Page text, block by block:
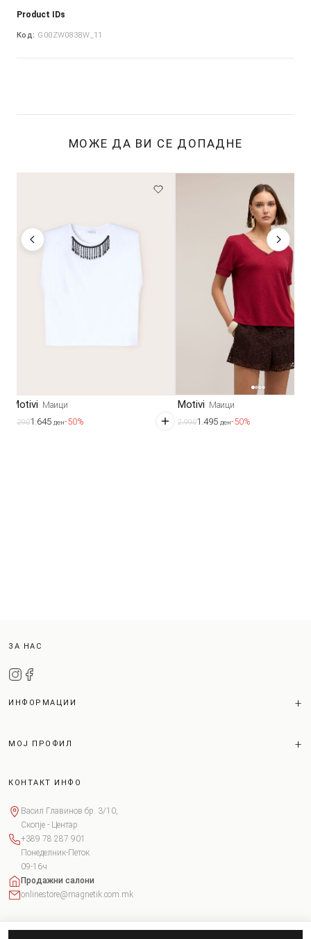
Product IDs
Код: G00ZW0838W_11
МОЖЕ ДА ВИ СЕ ДОПАДНЕ
Motivi Маици
3.2901.645 ден-50%
Motivi Маици
2.9901.495 ден-50%
ЗА НАС
ИНФОРМАЦИИ
МОЈ ПРОФИЛ
КОНТАКТ ИНФО
Васил Главинов бр. 3/10,
Скопје - Центар
+389 78 287 901
Понеделник-Петок
09-16ч
Продажни салони
onlinestore@magnetik.com.mk